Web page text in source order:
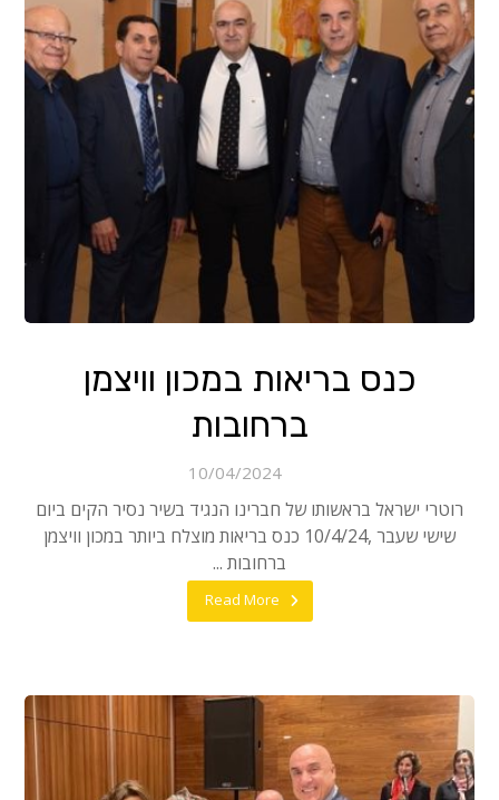
כנס בריאות במכון וויצמן
ברחובות
10/04/2024
רוטרי ישראל בראשותו של חברינו הנגיד בשיר נסיר הקים ביום
שישי שעבר ,10/4/24 כנס בריאות מוצלח ביותר במכון וויצמן
ברחובות ...
Read More